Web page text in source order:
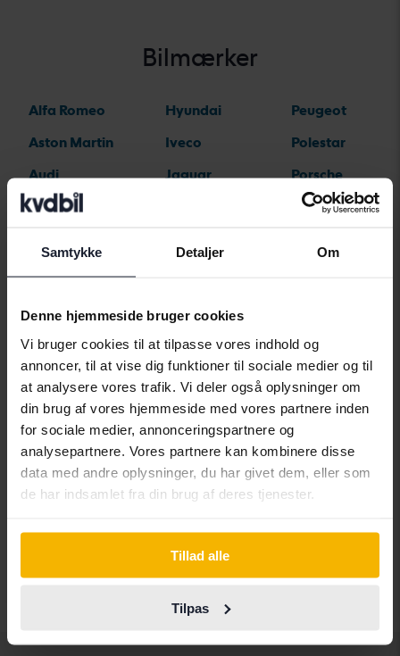
Samtykke Detaljer Om
Denne hjemmeside bruger cookies
Vi bruger cookies til at tilpasse vores indhold og
annoncer, til at vise dig funktioner til sociale medier og til
at analysere vores trafik. Vi deler også oplysninger om
din brug af vores hjemmeside med vores partnere inden
for sociale medier, annonceringspartnere og
analysepartnere. Vores partnere kan kombinere disse
data med andre oplysninger, du har givet dem, eller som
de har indsamlet fra din brug af deres tjenester.
Tillad alle
Tilpas
Bilmærker
Alfa Romeo
Aston Martin
Audi
Bentley
Chevrolet
Chrysler
Citroen
Dacia
Dodge
Ferrari
Fiat
Hyundai
Iveco
Jaguar
Lynk&Co
Maserati
Mazda
Mercedes
MG
MINI
Mitsubishi
Nissan
Peugeot
Polestar
Porsche
Renault
Skoda
Subaru
Suzuki
Tesla
Toyota
Volkswagen
Volvo